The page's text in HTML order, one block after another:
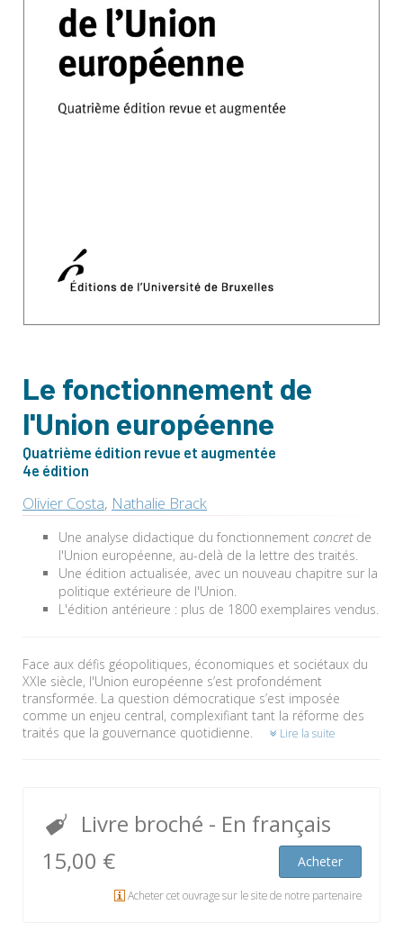
Le fonctionnement de
l'Union européenne
Quatrième édition revue et augmentée
4e édition
Olivier Costa, Nathalie Brack
Une analyse didactique du fonctionnement concretde
l'Union européenne, au-delà de la lettre des traités.
Une édition actualisée, avec un nouveau chapitre sur la
politique extérieure de l'Union.
L'édition antérieure : plus de 1800 exemplaires vendus.
Face aux défis géopolitiques, économiques et sociétaux du
XXIe siècle, l'Union européenne s’est profondément
transformée. La question démocratique s’est imposée
comme un enjeu central, complexifiant tant la réforme des
traités que la gouvernance quotidienne.
Lire la suite
Livre broché - En français
15,00 €
Acheter
Acheter cet ouvrage sur le site de notre partenaire